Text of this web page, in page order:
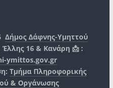
Δήμος Δάφνης-Υμηττού
16 & Κανάρη 📩 :
ymittos.gov.gr
Τμήμα Πληροφορικής
& Οργάνωσης